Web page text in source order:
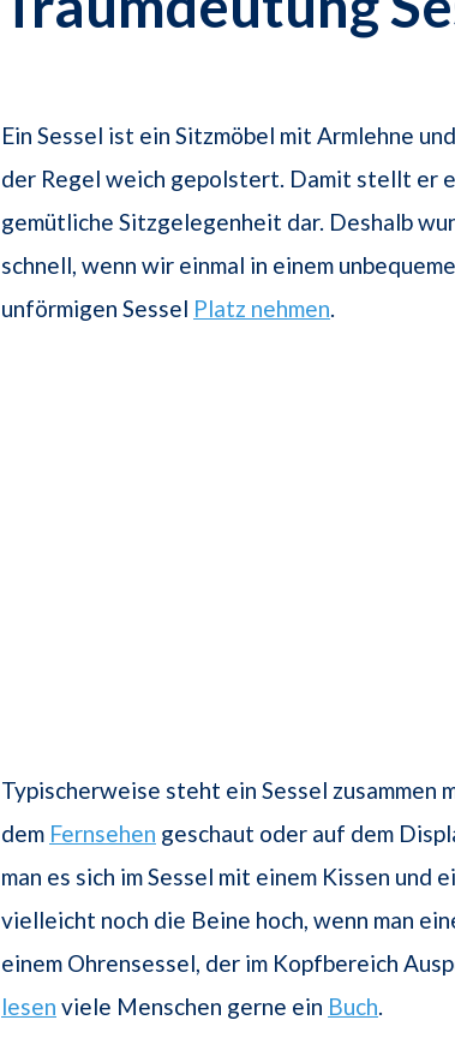
Ein Sessel ist ein Sitzmöbel mit Armlehne
der Regel weich gepolstert. Damit stellt er
gemütliche Sitzgelegenheit dar. Deshalb
schnell, wenn wir einmal in einem
unförmigen Sessel Platz nehmen.
Typischerweise steht ein Sessel zusammen
dem Fernsehen geschaut oder auf dem
man es sich im Sessel mit einem Kissen und
vielleicht noch die Beine hoch, wenn man
einem Ohrensessel, der im Kopfbereich
lesen viele Menschen gerne ein Buch.